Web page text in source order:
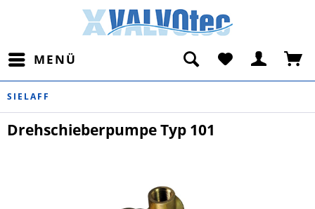
MENÜ
SIELAFF
Drehschieberpumpe Typ 101